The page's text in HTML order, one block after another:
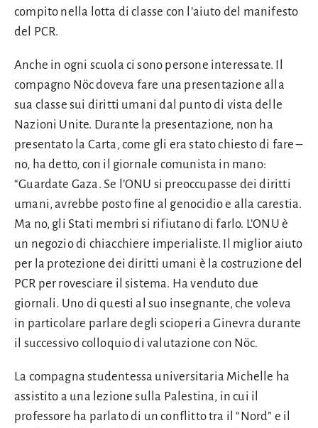
compito nella lotta di classe con l’aiuto del manifesto
del PCR.
Anche in ogni scuola ci sono persone interessate. Il
compagno Nöc doveva fare una presentazione alla
sua classe sui diritti umani dal punto di vista delle
Nazioni Unite. Durante la presentazione, non ha
presentato la Carta, come gli era stato chiesto di fare –
no, ha detto, con il giornale comunista in mano:
“Guardate Gaza. Se l’ONU si preoccupasse dei diritti
umani, avrebbe posto fine al genocidio e alla carestia.
Ma no, gli Stati membri si rifiutano di farlo. L’ONU è
un negozio di chiacchiere imperialiste. Il miglior aiuto
per la protezione dei diritti umani è la costruzione del
PCR per rovesciare il sistema. Ha venduto due
giornali. Uno di questi al suo insegnante, che voleva
in particolare parlare degli scioperi a Ginevra durante
il successivo colloquio di valutazione con Nöc.
La compagna studentessa universitaria Michelle ha
assistito a una lezione sulla Palestina, in cui il
professore ha parlato di un conflitto tra il “Nord” e il